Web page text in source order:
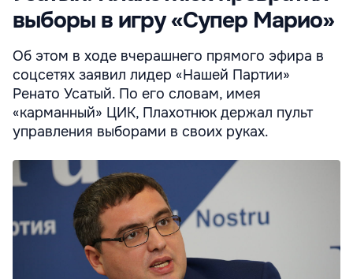
выборы в игру «Супер Марио»
Об этом в ходе вчерашнего прямого эфира в
соцсетях заявил лидер «Нашей Партии»
Ренато Усатый. По его словам, имея
«карманный» ЦИК, Плахотнюк держал пульт
управления выборами в своих руках.